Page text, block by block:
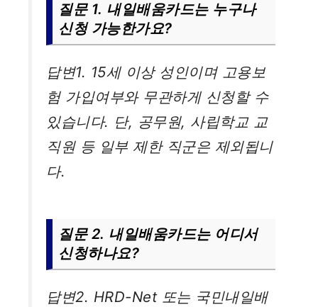
질문 1. 내일배움카드는 누구나
신청 가능한가요?
답변1. 15세 이상 성인이며 고용보
험 가입여부와 무관하게 신청할 수
있습니다. 단, 공무원, 사립학교 교
직원 등 일부 제한 직군은 제외됩니
다.
질문 2. 내일배움카드는 어디서
신청하나요?
답변2. HRD-Net 또는 국민내일배